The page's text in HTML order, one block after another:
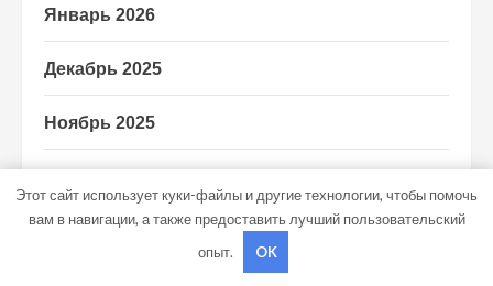
Январь 2026
Декабрь 2025
Ноябрь 2025
Май 2025
Этот сайт использует куки-файлы и другие технологии, чтобы помочь
вам в навигации, а также предоставить лучший пользовательский
опыт.
OK